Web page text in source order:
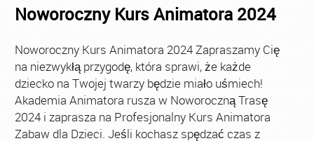
Noworoczny Kurs Animatora 2024
Noworoczny Kurs Animatora 2024 Zapraszamy Cię
na niezwykłą przygodę, która sprawi, że każde
dziecko na Twojej twarzy będzie miało uśmiech!
Akademia Animatora rusza w Noworoczną Trasę
2024 i zaprasza na Profesjonalny Kurs Animatora
Zabaw dla Dzieci. Jeśli kochasz spędzać czas z